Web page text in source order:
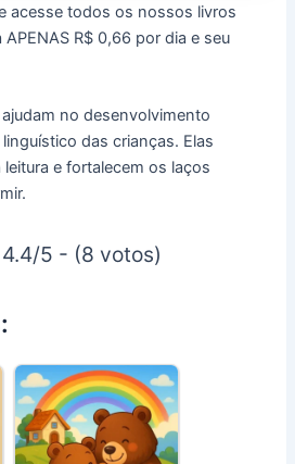
acesse todos os nossos livros
R$ 0,66 por dia e seu
no desenvolvimento
das crianças. Elas
e fortalecem os laços
4.4/5 - (8 votos)